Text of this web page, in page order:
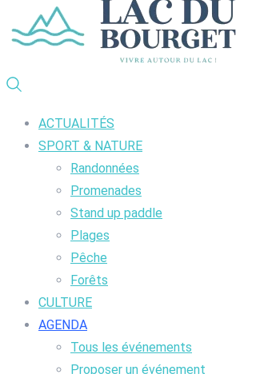
ACTUALITÉS
SPORT & NATURE
Randonnées
Promenades
Stand up paddle
Plages
Pêche
Forêts
CULTURE
AGENDA
Tous les événements
Proposer un événement